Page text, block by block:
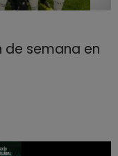
semana en